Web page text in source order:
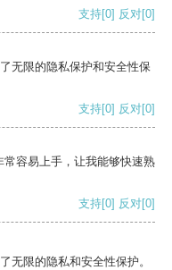
支持[0] 反对[0]
无限的隐私保护和安全性保
支持[0] 反对[0]
容易上手，让我能够快速熟
支持[0] 反对[0]
无限的隐私和安全性保护。